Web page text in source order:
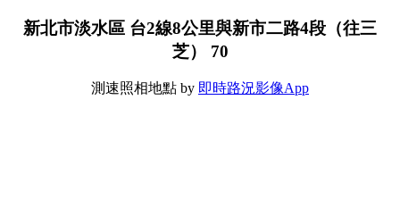
新北市淡水區 台2線8公里與新市二路4段（往三
芝） 70
測速照相地點 by 即時路況影像App